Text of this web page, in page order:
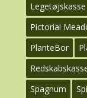
Legetøjskasse
Pictorial
PlanteBor
Spagnum